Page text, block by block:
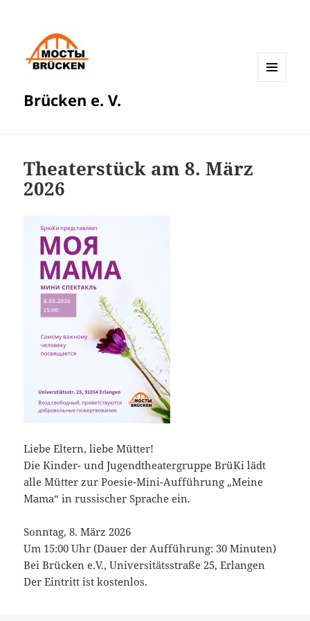
Brücken e. V.
Theaterstück am 8. März
2026
Liebe Eltern, liebe Mütter!
Die Kinder- und Jugendtheatergruppe BrüKi lädt
alle Mütter zur Poesie-Mini-Aufführung „Meine
Mama“ in russischer Sprache ein.
Sonntag, 8. März 2026
Um 15:00 Uhr (Dauer der Aufführung: 30 Minuten)
Bei Brücken e.V., Universitätsstraße 25, Erlangen
Der Eintritt ist kostenlos.